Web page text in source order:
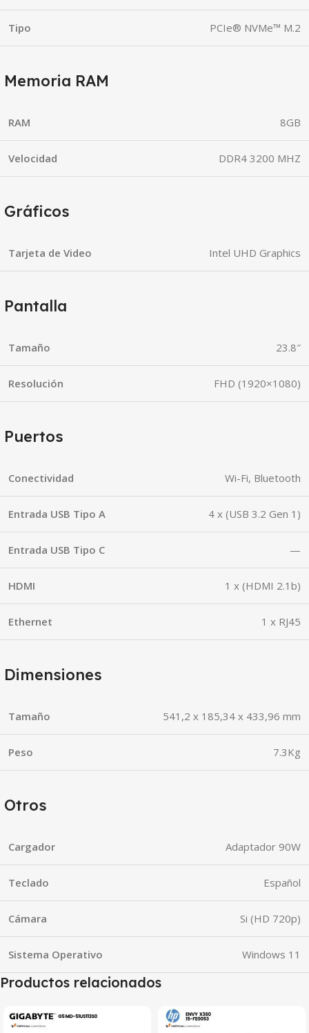
Tipo PCIe® NVMe™ M.2
Memoria RAM
RAM 8GB
Velocidad DDR4 3200 MHZ
Gráficos
Tarjeta de Video Intel UHD Graphics
Pantalla
Tamaño 23.8″
Resolución FHD (1920×1080)
Puertos
Conectividad Wi-Fi, Bluetooth
Entrada USB Tipo A 4 x (USB 3.2 Gen 1)
Entrada USB Tipo C —
HDMI 1 x (HDMI 2.1b)
Ethernet 1 x RJ45
Dimensiones
Tamaño 541,2 x 185,34 x 433,96 mm
Peso 7.3Kg
Otros
Cargador Adaptador 90W
Teclado Español
Cámara Si (HD 720p)
Sistema Operativo Windows 11
Productos relacionados
SALE SALE